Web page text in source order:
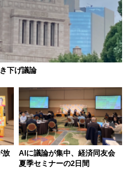
下げ議論
放
AIに議論が集中、経済同友会
夏季セミナーの2日間